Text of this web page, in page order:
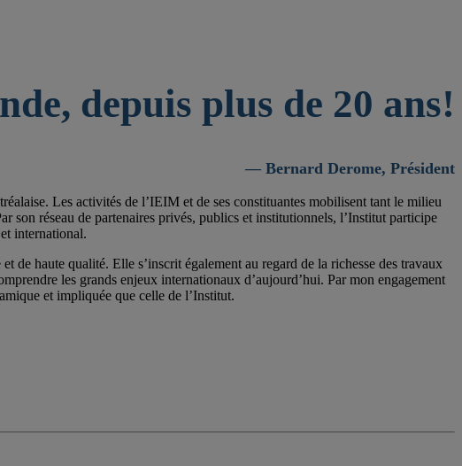
depuis plus de 20 ans!
— Bernard Derome, Président
Les activités de l’IEIM et de ses constituantes mobilisent tant le milieu
son réseau de partenaires privés, publics et institutionnels, l’Institut participe
international.
haute qualité. Elle s’inscrit également au regard de la richesse des travaux
les grands enjeux internationaux d’aujourd’hui. Par mon engagement
et impliquée que celle de l’Institut.